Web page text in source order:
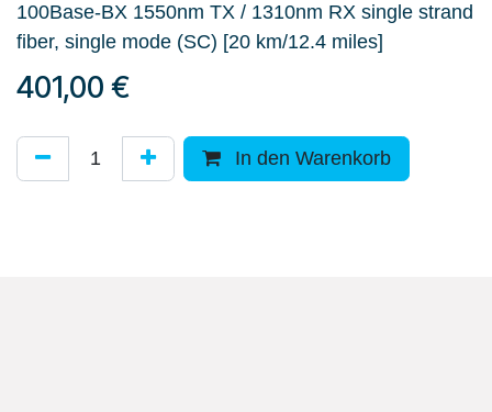
100Base-BX 1550nm TX / 1310nm RX single strand
fiber, single mode (SC) [20 km/12.4 miles]
401,00 €
In den Warenkorb